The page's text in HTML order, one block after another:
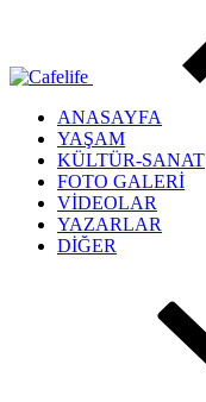
ANASAYFA
YAŞAM
KÜLTÜR-SANAT
FOTO GALERİ
VİDEOLAR
YAZARLAR
DİĞER